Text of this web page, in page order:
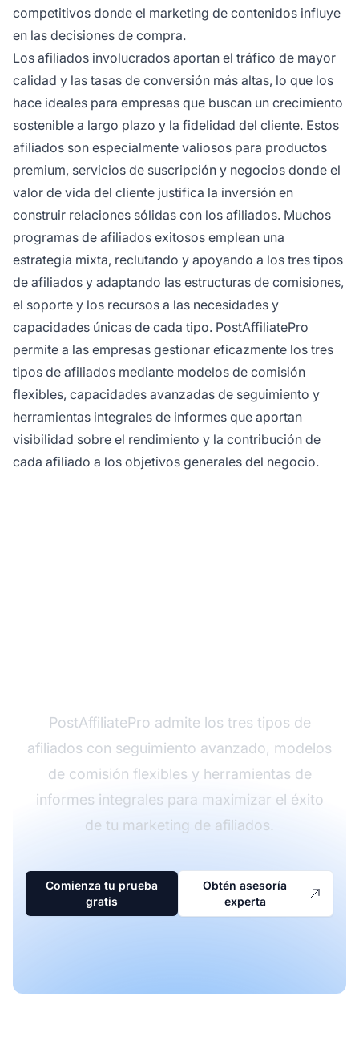
competitivos donde el marketing de contenidos influye
en las decisiones de compra.
Los afiliados involucrados aportan el tráfico de mayor
calidad y las tasas de conversión más altas, lo que los
hace ideales para empresas que buscan un crecimiento
sostenible a largo plazo y la fidelidad del cliente. Estos
afiliados son especialmente valiosos para productos
premium, servicios de suscripción y negocios donde el
valor de vida del cliente justifica la inversión en
construir relaciones sólidas con los afiliados. Muchos
programas de afiliados exitosos emplean una
estrategia mixta, reclutando y apoyando a los tres tipos
de afiliados y adaptando las estructuras de comisiones,
el soporte y los recursos a las necesidades y
capacidades únicas de cada tipo. PostAffiliatePro
permite a las empresas gestionar eficazmente los tres
tipos de afiliados mediante modelos de comisión
flexibles, capacidades avanzadas de seguimiento y
herramientas integrales de informes que aportan
visibilidad sobre el rendimiento y la contribución de
cada afiliado a los objetivos generales del negocio.
PostAffiliatePro admite los tres tipos de
afiliados con seguimiento avanzado, modelos
de comisión flexibles y herramientas de
informes integrales para maximizar el éxito
de tu marketing de afiliados.
Comienza tu prueba
gratis
Obtén asesoría
experta